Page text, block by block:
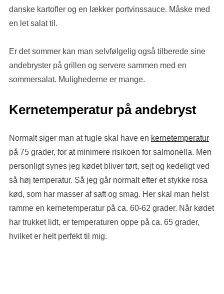
danske kartofler og en lækker portvinssauce. Måske med
en let salat til.
Er det sommer kan man selvfølgelig også tilberede sine
andebryster på grillen og servere sammen med en
sommersalat. Mulighederne er mange.
Kernetemperatur på andebryst
Normalt siger man at fugle skal have en kernetemperatur
på 75 grader, for at minimere risikoen for salmonella. Men
personligt synes jeg kødet bliver tørt, sejt og kedeligt ved
så høj temperatur. Så jeg går normalt efter et stykke rosa
kød, som har masser af saft og smag. Her skal man helst
ramme en kernetemperatur på ca. 60-62 grader. Når kødet
har trukket lidt, er temperaturen oppe på ca. 65 grader,
hvilket er helt perfekt til mig.